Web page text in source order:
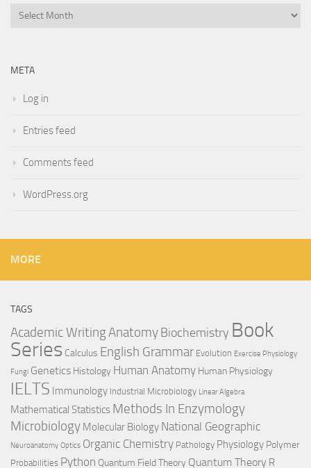
Archives
META
Log in
Entries feed
Comments feed
WordPress.org
MORE
TAGS
Academic WritingAnatomyBiochemistry Book
Series Calculus English Grammar Evolution Exercise Physiology
Fungi Genetics Histology Human Anatomy Human Physiology
IELTS Immunology Industrial Microbiology Linear Algebra
Mathematical Statistics Methods In Enzymology
Microbiology Molecular Biology National Geographic
Neuroanatomy Optics Organic Chemistry Pathology Physiology Polymer
Probabilities Python Quantum Field Theory Quantum Theory R